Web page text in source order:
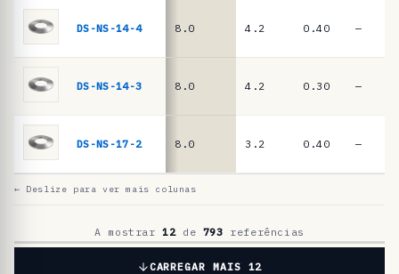
p
a
N
0
DS-NS-14-4 8.0 4.2 0.40 —
DS-NS-14-3 8.0 4.2 0.30 —
DS-NS-17-2 8.0 3.2 0.40 —
← Deslize para ver mais colunas
A mostrar12de 793 referências
CARREGAR MAIS 12